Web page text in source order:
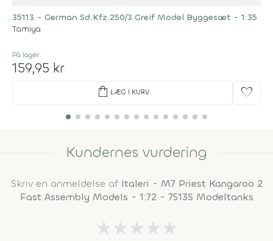
35113 - German Sd.Kfz.250/3 Greif Model Byggesæt - 1:35
Tamiya
På lager
159,95 kr
shopping_bag LÆG I KURV favorite
Kundernes vurdering
Skriv en anmeldelse af Italeri - M7 Priest Kangaroo 2
Fast Assembly Models - 1:72 - 7513S Modeltanks
★ ★ ★ ★ ★